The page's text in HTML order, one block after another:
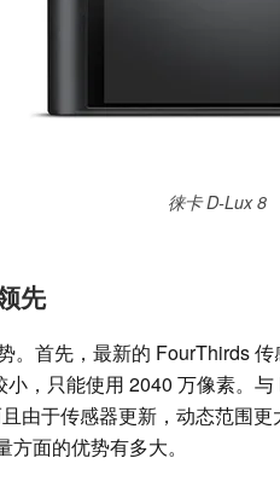
徕卡 D-Lux 8
先
。首先，最新的 FourThirds
，只能使用 2040 万像素。
由于传感器更新，动态范围更
面的优势有多大。